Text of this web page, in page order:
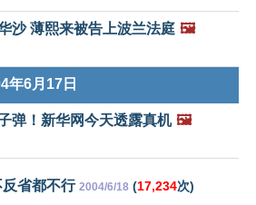
沙 薄熙来被告上波兰法庭 🖼️
年6月17日
弹！新华网今天透露真机 🖼️
省都不行 2004/6/18 (17,234次)